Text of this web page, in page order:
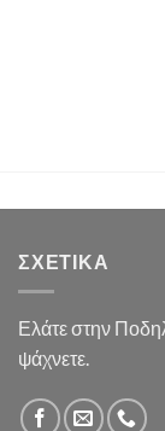
ΣΧΕΤΙΚΆ
Ελάτε στην
ψάχνετε.